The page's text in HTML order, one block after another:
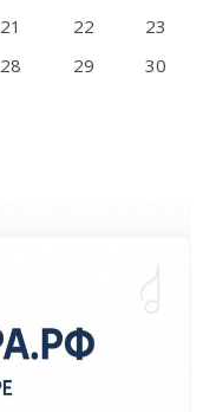
21 22
23
28 29
30